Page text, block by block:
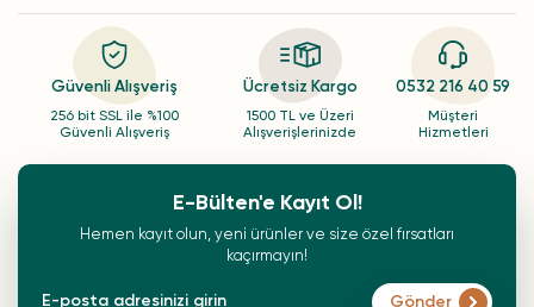
Güvenli Alışveriş
256 bit SSL ile %100
Güvenli Alışveriş
Ücretsiz Kargo
1500 TL ve Üzeri
Alışverişlerinizde
0532 216 40 59
Müşteri
Hizmetleri
E-Bülten'e Kayıt Ol!
Hemen kayıt olun, yeni ürünler ve size özel fırsatları
kaçırmayın!
Gönder